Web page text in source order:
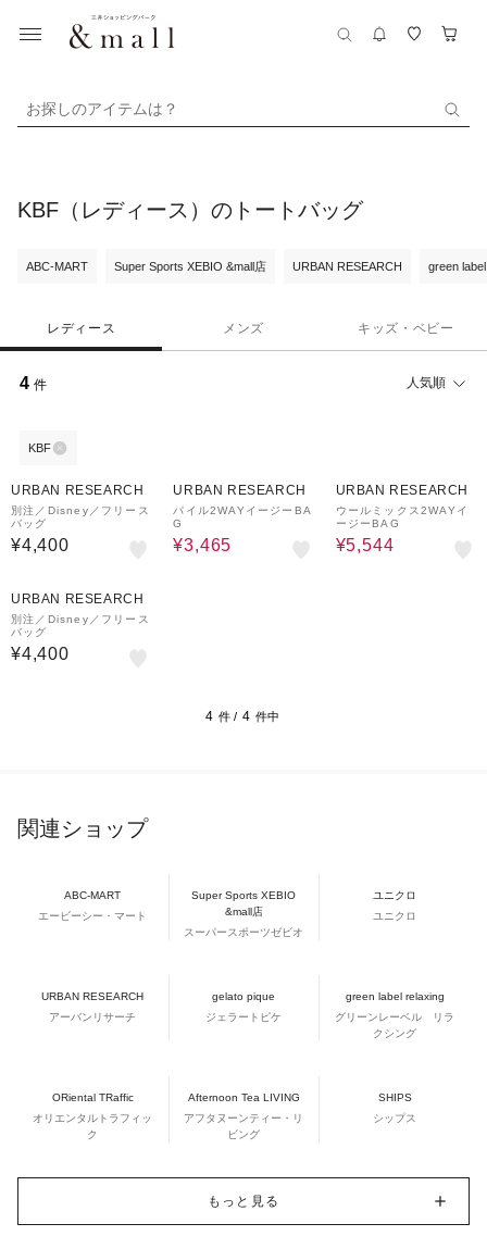
お探しのアイテムは？
KBF（レディース）のトートバッグ
ABC-MART Super Sports XEBIO &mall店 URBAN RESEARCH green
レディース メンズ キッズ・ベビー
4 件 人気順
KBF
URBAN RESEARCH
別注／Disney／フリース
バッグ
¥4,400
URBAN RESEARCH
パイル2WAYイージーBA
G
¥3,465
URBAN RESEARCH
ウールミックス2WAYイ
ージーBAG
¥5,544
URBAN RESEARCH
別注／Disney／フリース
バッグ
¥4,400
4 件 / 4 件中
関連ショップ
ABC-MART
エービーシー・マート
Super Sports XEBIO
&mall店
スーパースポーツゼビオ
ユニクロ
ユニクロ
URBAN RESEARCH
アーバンリサーチ
gelato pique
ジェラートピケ
green label relaxing
グリーンレーベル リラ
クシング
ORiental TRaffic
オリエンタルトラフィッ
ク
Afternoon Tea LIVING
アフタヌーンティー・リ
ビング
SHIPS
シップス
もっと見る